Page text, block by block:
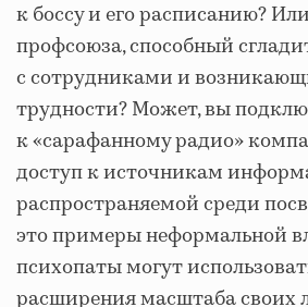
к боссу и его расписанию?
профсоюза, способный
с сотрудниками и
трудности? Может, вы
к «сарафанному радио»
доступ к источникам
распространяемой среди
это примеры неформальной
психопаты могут
расширения масштаба своих